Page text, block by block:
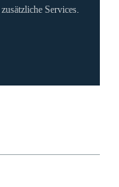
Services.